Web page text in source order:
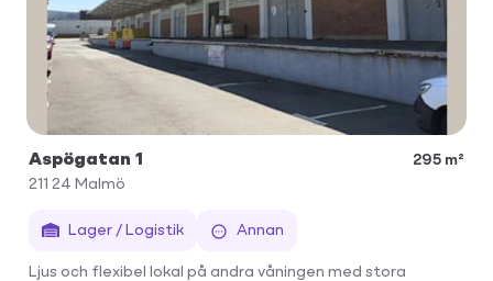
Aspögatan 1
295 m²
211 24 Malmö
Lager / Logistik Annan
Ljus och flexibel lokal på andra våningen med stora